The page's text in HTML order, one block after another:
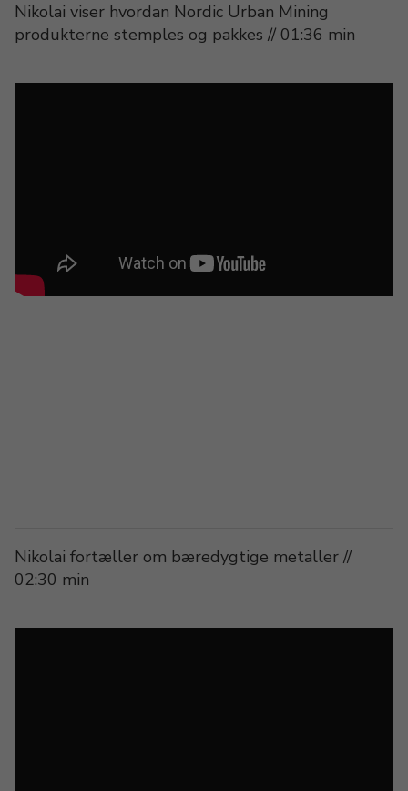
Nikolai viser hvordan Nordic Urban Mining
produkterne stemples og pakkes // 01:36 min
Nikolai fortæller om bæredygtige metaller //
02:30 min